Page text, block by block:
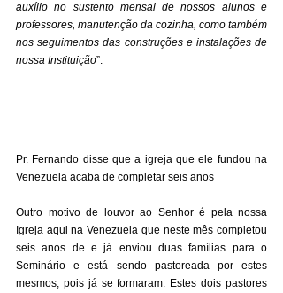
auxílio no sustento mensal de nossos alunos e
professores, manutenção da cozinha, como também
nos seguimentos das construções e instalações de
nossa Instituição”.
Pr. Fernando disse que a igreja que ele fundou na
Venezuela acaba de completar seis anos
Outro motivo de louvor ao Senhor é pela nossa
Igreja aqui na Venezuela que neste mês completou
seis anos de e já enviou duas famílias para o
Seminário e está sendo pastoreada por estes
mesmos, pois já se formaram. Estes dois pastores